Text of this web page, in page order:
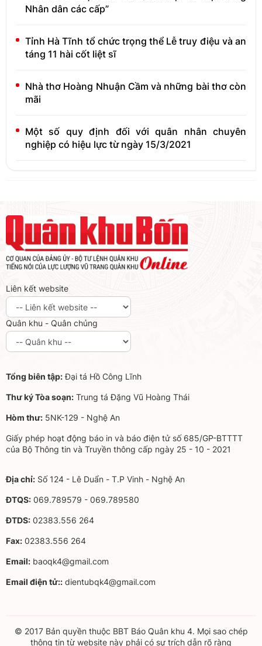
Nhân dân các cấp”
Tỉnh Hà Tĩnh tổ chức trọng thể Lễ truy điệu và an
táng 11 hài cốt liệt sĩ
Nhà thơ Hoàng Nhuận Cầm và những bài thơ còn
mãi
Một số quy định đối với quân nhân chuyên
nghiệp có hiệu lực từ ngày 15/3/2021
Liên kết website
Quân khu - Quân chủng
Tổng biên tập:Đại tá Hồ Công Lĩnh
Thư ký Tòa soạn: Trung tá Đặng Vũ Hoàng Thái
Hòm thư: 5NK-129 - Nghệ An
Giấy phép hoạt động báo in và báo điện tử số 685/GP-BTTTT
của Bộ Thông tin và Truyền thông cấp ngày 25 - 10 - 2021
Địa chỉ: Số 124 - Lê Duẩn - T.P Vinh - Nghệ An
ĐTQS: 069.789579 - 069.789580
ĐTDS: 02383.556 264
Fax: 02383.556 264
Email: baoqk4@gmail.com
Email điện tử:: dientubqk4@gmail.com
© 2017 Bản quyền thuộc BBT Báo Quân khu 4. Mọi sao chép
thông tin từ website này phải có sự trích dẫn rõ ràng